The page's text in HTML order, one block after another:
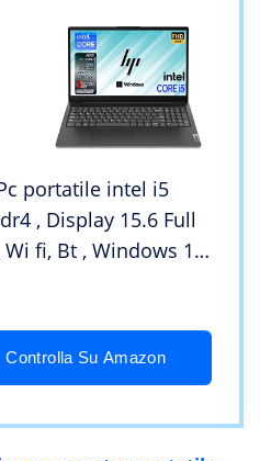
portatile intel i5
, Display 15.6 Full
Wi fi, Bt , Windows 11
portatile
Controlla Su Amazon